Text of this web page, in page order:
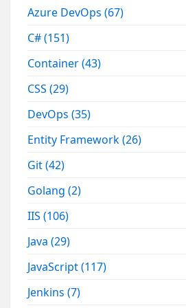
Azure DevOps(67)
C#(151)
Container(43)
CSS(29)
DevOps(35)
Entity Framework(26)
Git(42)
Golang(2)
IIS(106)
Java(29)
JavaScript(117)
Jenkins(7)